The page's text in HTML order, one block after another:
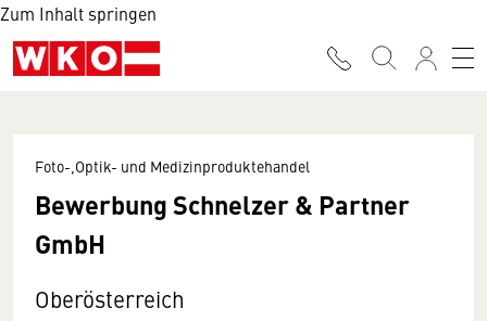
Zum Inhalt springen
Foto-,Optik- und Medizinproduktehandel
Bewerbung Schnelzer & Partner
GmbH
Oberösterreich